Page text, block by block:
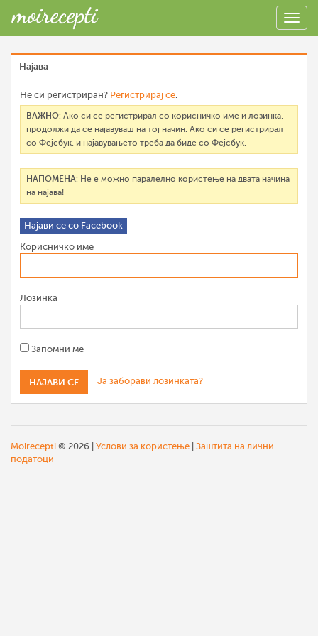
Најава
Не си регистриран? Регистрирај се.
ВАЖНО: Ако си се регистрирал со корисничко име и лозинка,
продолжи да се најавуваш на тој начин. Ако си се регистрирал
со Фејсбук, и најавувањето треба да биде со Фејсбук.
НАПОМЕНА: Не е можно паралелно користење на двата начина
на најава!
Најави се со Facebook
Корисничко име
Лозинка
Запомни ме
Ја заборави лозинката?
Moirecepti © 2026 | Услови за користење Заштита на лични
податоци